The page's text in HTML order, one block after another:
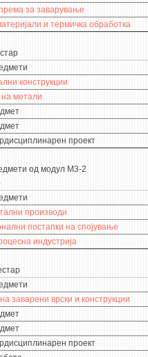
за заварување
и термичка обработка
конструкции
метали
проект
од модул М3-2
производи
постапки на спојување
индустрија
заварени врски и конструкции
проект